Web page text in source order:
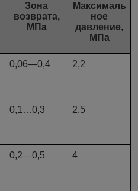
Зона
возврата,
МПа
Максималь
ное
давление,
МПа
0,06—0,4 2,2
0,1…0,3 2,5
0,2—0,5 4